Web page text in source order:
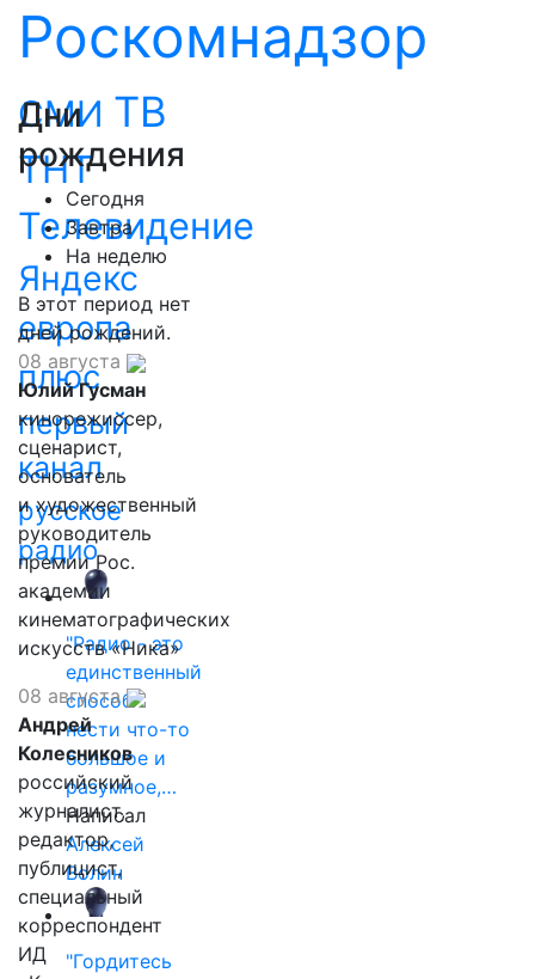
Роскомнадзор
СМИ ТВ
ТНТ
Телевидение
Яндекс
европа
плюс
первый
канал
русское
радио
"Радио - это
единственный
способ
нести что-то
большое и
разумное,…
Написал
Алексей
Волин
"Гордитесь
Дни
рождения
Сегодня
Завтра
На неделю
В этот период нет
дней рождений.
08 августа
Юлий Гусман
кинорежиссер,
сценарист,
основатель
и художественный
руководитель
премии Рос.
академии
кинематографических
искусств «Ника»
08 августа
Андрей
Колесников
российский
журналист,
редактор,
публицист,
специальный
корреспондент
ИД